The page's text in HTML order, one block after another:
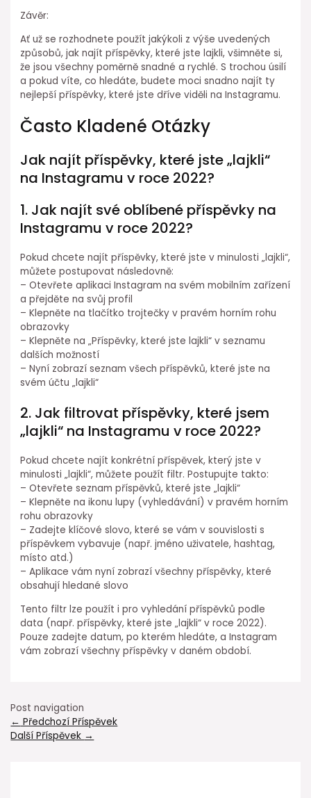
Závěr:
Ať už se rozhodnete použít jakýkoli z výše uvedených
způsobů, jak najít příspěvky, které jste lajkli, všimněte si,
že jsou všechny poměrně snadné a rychlé. S trochou úsilí
a pokud víte, co hledáte, budete moci snadno najít ty
nejlepší příspěvky, které jste dříve viděli na Instagramu.
Často Kladené Otázky
Jak najít příspěvky, které jste „lajkli“
na Instagramu v roce 2022?
1. Jak najít své oblíbené příspěvky na
Instagramu v roce 2022?
Pokud chcete najít příspěvky, které jste v minulosti „lajkli“,
můžete postupovat následovně:
– Otevřete aplikaci Instagram na svém mobilním zařízení
a přejděte na svůj profil
– Klepněte na tlačítko trojtečky v pravém horním rohu
obrazovky
– Klepněte na „Příspěvky, které jste lajkli“ v seznamu
dalších možností
– Nyní zobrazí seznam všech příspěvků, které jste na
svém účtu „lajkli“
2. Jak filtrovat příspěvky, které jsem
„lajkli“ na Instagramu v roce 2022?
Pokud chcete najít konkrétní příspěvek, který jste v
minulosti „lajkli“, můžete použít filtr. Postupujte takto:
– Otevřete seznam příspěvků, které jste „lajkli“
– Klepněte na ikonu lupy (vyhledávání) v pravém horním
rohu obrazovky
– Zadejte klíčové slovo, které se vám v souvislosti s
příspěvkem vybavuje (např. jméno uživatele, hashtag,
místo atd.)
– Aplikace vám nyní zobrazí všechny příspěvky, které
obsahují hledané slovo
Tento filtr lze použít i pro vyhledání příspěvků podle
data (např. příspěvky, které jste „lajkli“ v roce 2022).
Pouze zadejte datum, po kterém hledáte, a Instagram
vám zobrazí všechny příspěvky v daném období.
Post navigation
← Předchozí Příspěvek
Další Příspěvek →